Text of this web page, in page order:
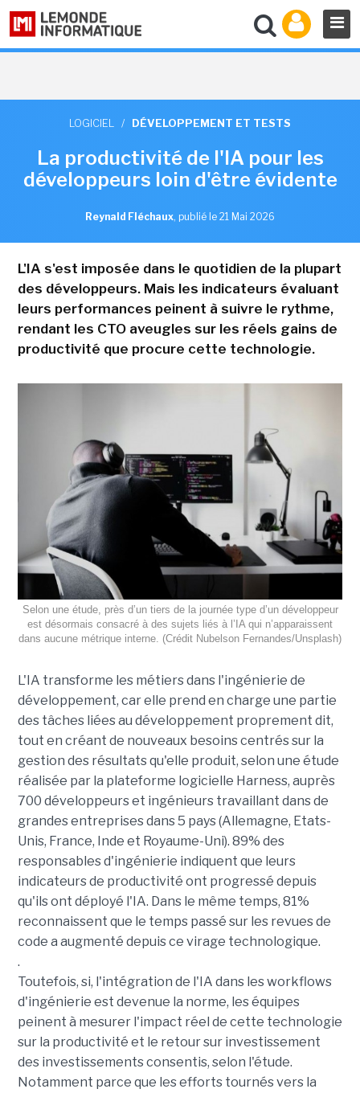
LOGICIEL / DÉVELOPPEMENT ET TESTS
La productivité de l'IA pour les
développeurs loin d'être évidente
Reynald Fléchaux, publié le 21 Mai 2026
L'IA s'est imposée dans le quotidien de la plupart
des développeurs. Mais les indicateurs évaluant
leurs performances peinent à suivre le rythme,
rendant les CTO aveugles sur les réels gains de
productivité que procure cette technologie.
Selon une étude, près d’un tiers de la journée type d’un développeur
est désormais consacré à des sujets liés à l’IA qui n’apparaissent
dans aucune métrique interne. (Crédit Nubelson Fernandes/Unsplash)
L'IA transforme les métiers dans l'ingénierie de
développement, car elle prend en charge une partie
des tâches liées au développement proprement dit,
tout en créant de nouveaux besoins centrés sur la
gestion des résultats qu'elle produit, selon une étude
réalisée par la plateforme logicielle Harness, auprès
700 développeurs et ingénieurs travaillant dans de
grandes entreprises dans 5 pays (Allemagne, Etats-
Unis, France, Inde et Royaume-Uni). 89% des
responsables d'ingénierie indiquent que leurs
indicateurs de productivité ont progressé depuis
qu'ils ont déployé l'IA. Dans le même temps, 81%
reconnaissent que le temps passé sur les revues de
code a augmenté depuis ce virage technologique.
.
Toutefois, si, l'intégration de l'IA dans les workflows
d'ingénierie est devenue la norme, les équipes
peinent à mesurer l'impact réel de cette technologie
sur la productivité et le retour sur investissement
des investissements consentis, selon l'étude.
Notamment parce que les efforts tournés vers la